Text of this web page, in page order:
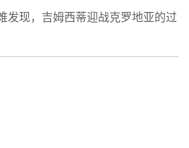
发现，吉姆西蒂迎战克罗地亚的过